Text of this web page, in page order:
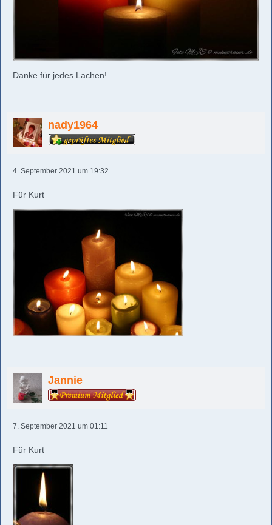
Danke für jedes Lachen!
nady1964
4. September 2021 um 19:32
Für Kurt
Jannie
7. September 2021 um 01:11
Für Kurt